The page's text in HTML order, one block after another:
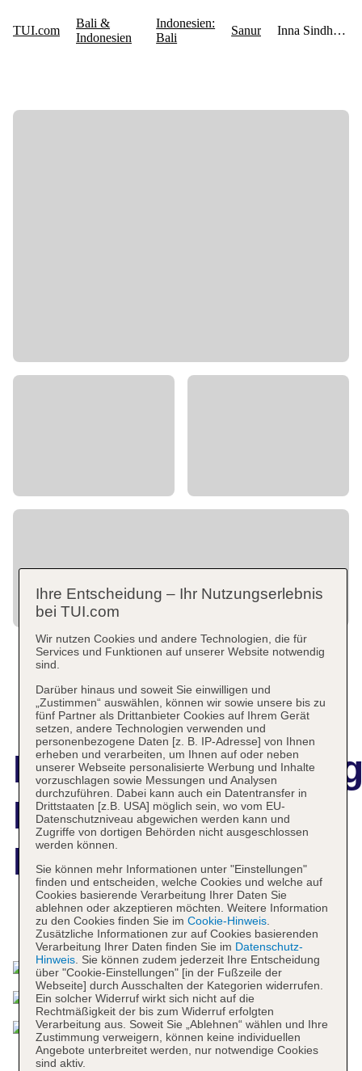
Inna Sindhu
Beach
Das bietet Ihre Unterkunft
Ihre Entscheidung – Ihr Nutzungserlebnis
bei TUI.com
Wir nutzen Cookies und andere Technologien, die für
Services und Funktionen auf unserer Website notwendig
sind.
Darüber hinaus und soweit Sie einwilligen und
„Zustimmen“ auswählen, können wir sowie unsere bis zu
fünf Partner als Drittanbieter Cookies auf Ihrem Gerät
setzen, andere Technologien verwenden und
personenbezogene Daten [z. B. IP-Adresse] von Ihnen
erheben und verarbeiten, um Ihnen auf oder neben
unserer Webseite personalisierte Werbung und Inhalte
vorzuschlagen sowie Messungen und Analysen
durchzuführen. Dabei kann auch ein Datentransfer in
Drittstaaten [z.B. USA] möglich sein, wo vom EU-
Datenschutzniveau abgewichen werden kann und
Zugriffe von dortigen Behörden nicht ausgeschlossen
werden können.
Sie können mehr Informationen unter "Einstellungen"
finden und entscheiden, welche Cookies und welche auf
Cookies basierende Verarbeitung Ihrer Daten Sie
ablehnen oder akzeptieren möchten. Weitere Information
zu den Cookies finden Sie im Cookie-Hinweis.
Zusätzliche Informationen zur auf Cookies basierenden
Verarbeitung Ihrer Daten finden Sie im Datenschutz-
Hinweis. Sie können zudem jederzeit Ihre Entscheidung
über "Cookie-Einstellungen" [in der Fußzeile der
Webseite] durch Ausschalten der Kategorien widerrufen.
Ein solcher Widerruf wirkt sich nicht auf die
Rechtmäßigkeit der bis zum Widerruf erfolgten
Verarbeitung aus. Soweit Sie „Ablehnen“ wählen und Ihre
Zustimmung verweigern, können keine individuellen
Angebote unterbreitet werden, nur notwendige Cookies
sind aktiv.